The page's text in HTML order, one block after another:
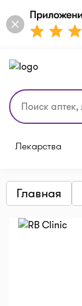
Лекарства
Главная